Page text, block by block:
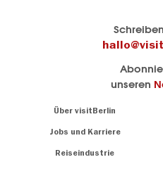
unseren
Über visitBerlin
Jobs und Karriere
Reiseindustrie
sind
für Sie da.
Insidertipps